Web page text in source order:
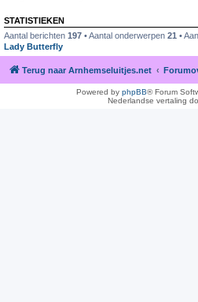
STATISTIEKEN
Aantal berichten 197 • Aantal onderwerpen 21 •
Lady Butterfly
Terug naar Arnhemseluitjes.net
Powered by phpBB® Forum
Nederlandse vertaling